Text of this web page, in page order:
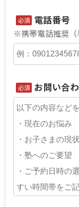
必須 電話番号
※携帯電話推奨
必須 お問い合